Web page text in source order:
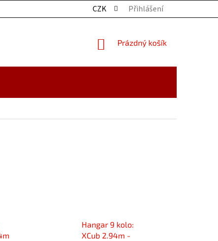
OSOBNÍCH ÚDAJŮ KONTAKTY
CZK Přihlášení
NÁKUPNÍ
Prázdný košík
Hangar 9 kolo:
XCub 2.94m -